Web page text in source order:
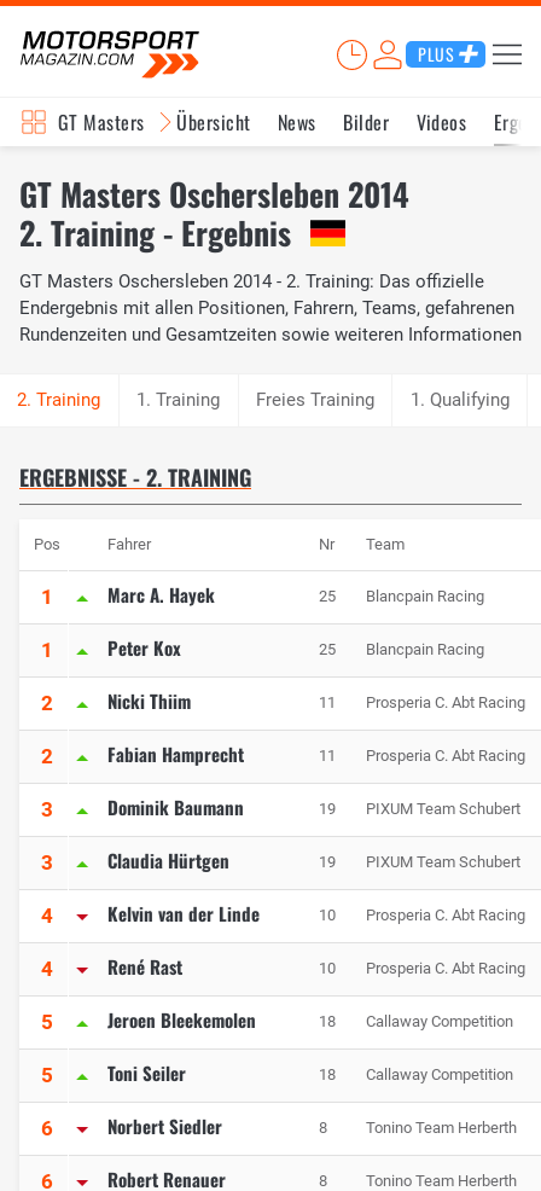
PLUS
GT Masters Übersicht News Bilder Videos
GT Masters Oschersleben 2014
2. Training - Ergebnis
GT Masters Oschersleben 2014 - 2. Training: Das offizielle
Endergebnis mit allen Positionen, Fahrern, Teams, gefahrenen
Rundenzeiten und Gesamtzeiten sowie weiteren Informationen
1. Training Freies Training 1. Qualifying
ERGEBNISSE - 2. TRAINING
Pos Fahrer Nr Team
1 Marc A. Hayek 25 Blancpain Racing
1 Peter Kox 25 Blancpain Racing
2 Nicki Thiim 11 Prosperia C. Abt Racing
2 Fabian Hamprecht 11 Prosperia C. Abt Racing
3 Dominik Baumann 19 PIXUM Team Schubert
3 Claudia Hürtgen 19 PIXUM Team Schubert
4 Kelvin van der Linde 10 Prosperia C. Abt Racing
4 René Rast 10 Prosperia C. Abt Racing
5 Jeroen Bleekemolen 18 Callaway Competition
5 Toni Seiler 18 Callaway Competition
6 Norbert Siedler 8 Tonino Team Herberth
6 Robert Renauer 8 Tonino Team Herberth